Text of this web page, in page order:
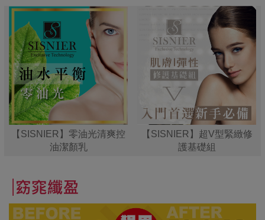
【SISNIER】零油光清爽控
油潔顏乳
【SISNIER】超V型緊緻修
護基礎組